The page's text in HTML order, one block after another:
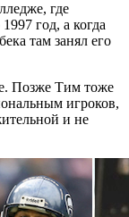
где
год, а когда
там занял его
Позже Тим тоже
игроков,
и не